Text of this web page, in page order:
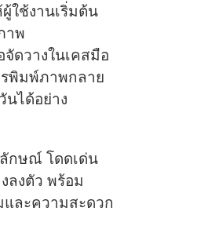
ใช้งานเริ่มต้น
าพ
ดวางในเคสมือ
รพิมพ์ภาพกลาย
นได้อย่าง
ลักษณ์ โดดเด่น
ลงตัว พร้อม
และความสะดวก